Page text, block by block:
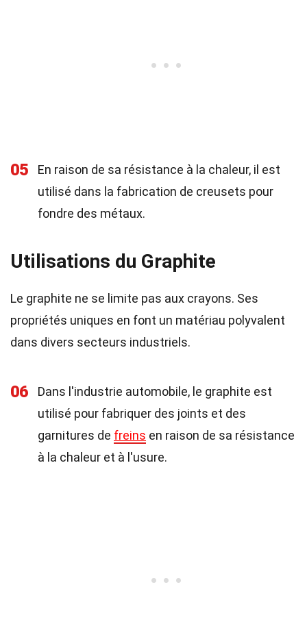
05
En raison de sa résistance à la chaleur, il est
utilisé dans la fabrication de creusets pour
fondre des métaux.
Utilisations du Graphite
Le graphite ne se limite pas aux crayons. Ses
propriétés uniques en font un matériau polyvalent
dans divers secteurs industriels.
06
Dans l'industrie automobile, le graphite est
utilisé pour fabriquer des joints et des
garnitures de freins en raison de sa résistance
à la chaleur et à l'usure.